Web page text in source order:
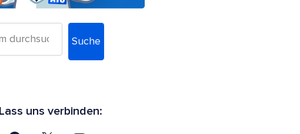
Suche
Lass uns verbinden: